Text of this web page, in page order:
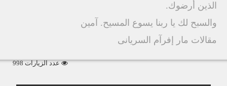
الذين أرضوك.
والسبح لك يا ربنا يسوع المسيح. آمين
مقالات مار إفرآم السريانى
عدد الزيارات 998